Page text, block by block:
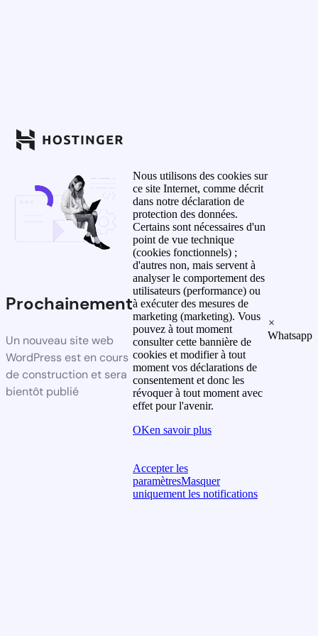
Prochainement
Un nouveau site web
WordPress est en cours
de construction et sera
bientôt publié
Nous utilisons des cookies sur
ce site Internet, comme décrit
dans notre déclaration de
protection des données.
Certains sont nécessaires d'un
point de vue technique
(cookies fonctionnels) ;
d'autres non, mais servent à
analyser le comportement des
utilisateurs (performance) ou
à exécuter des mesures de
marketing (marketing). Vous
pouvez à tout moment
consulter cette bannière de
cookies et modifier à tout
moment vos déclarations de
consentement et donc les
révoquer à tout moment avec
effet pour l'avenir.
OKen savoir plus
Accepter les
paramètresMasquer
uniquement les notifications
×
Whatsapp